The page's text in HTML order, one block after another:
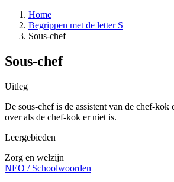
Home
Begrippen met de letter S
Sous-chef
Sous-chef
Uitleg
De sous-chef is de assistent van de chef-kok
over als de chef-kok er niet is.
Leergebieden
Zorg en welzijn
NEO / Schoolwoorden